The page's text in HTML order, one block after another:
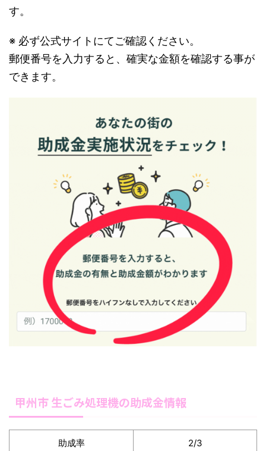
す。
※ 必ず公式サイトにてご確認ください。
郵便番号を入力すると、確実な金額を確認する事が
できます。
甲州市 生ごみ処理機の助成金情報
助成率 2/3